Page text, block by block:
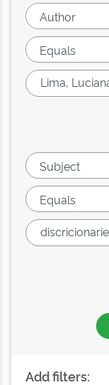
Add filters: